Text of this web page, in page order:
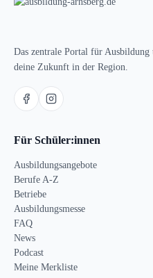
Das zentrale Portal für
deine Zukunft in der Region.
Für Schüler:innen
Ausbildungsangebote
Berufe A-Z
Betriebe
Ausbildungsmesse
FAQ
News
Podcast
Meine Merkliste